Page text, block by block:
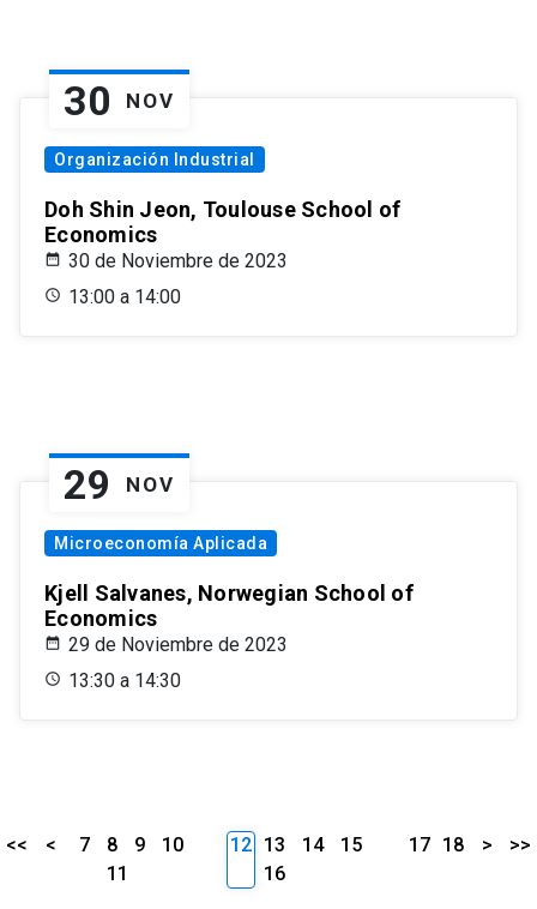
30 NOV
Organización Industrial
Doh Shin Jeon, Toulouse School of
Economics
30 de Noviembre de 2023
13:00 a 14:00
29 NOV
Microeconomía Aplicada
Kjell Salvanes, Norwegian School of
Economics
29 de Noviembre de 2023
13:30 a 14:30
<< < 7 8 9
10
11
12 13 14
15
16
17 18 > >>